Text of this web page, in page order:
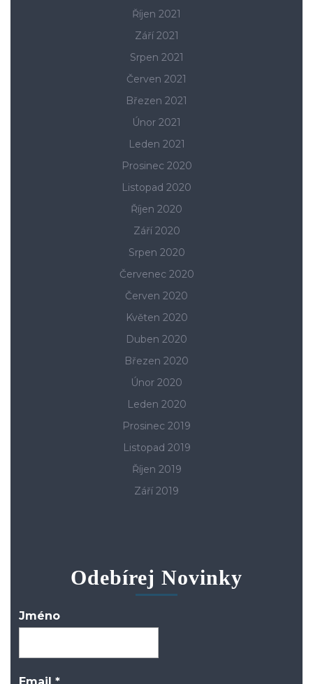
Říjen 2021
Září 2021
Srpen 2021
Červen 2021
Březen 2021
Únor 2021
Leden 2021
Prosinec 2020
Listopad 2020
Říjen 2020
Září 2020
Srpen 2020
Červenec 2020
Červen 2020
Květen 2020
Duben 2020
Březen 2020
Únor 2020
Leden 2020
Prosinec 2019
Listopad 2019
Říjen 2019
Září 2019
Odebírej Novinky
Jméno
Email *